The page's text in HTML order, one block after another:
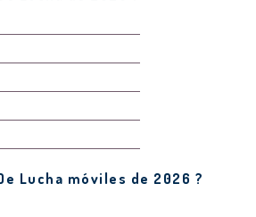
Lucha móviles de 2026 ?